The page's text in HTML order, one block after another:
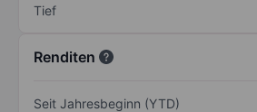
Tief
Renditen
Seit Jahresbeginn (YTD)